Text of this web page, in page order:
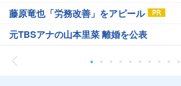
藤原竜也「労務改善」をアピール
元TBSアナの山本里菜 離婚を公表